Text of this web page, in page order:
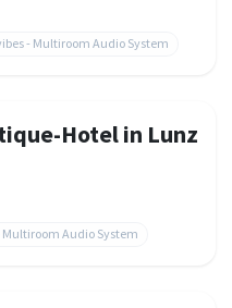
- Multiroom Audio System
Hotel in Lunz
Multiroom Audio System